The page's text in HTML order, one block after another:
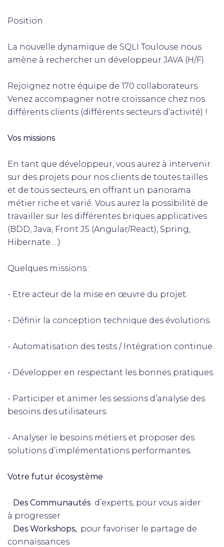
Position
La nouvelle dynamique de SQLI Toulouse nous
amène à rechercher un développeur JAVA (H/F).
Rejoignez notre équipe de 170 collaborateurs.
Venez accompagner notre croissance chez nos
différents clients (différents secteurs d’activité) !
Vos missions
En tant que développeur, vous aurez à intervenir
sur des projets pour nos clients de toutes tailles
et de tous secteurs, en offrant un panorama
métier riche et varié. Vous aurez la possibilité de
travailler sur les différentes briques applicatives
(BDD, Java, Front JS (Angular/React), Spring,
Hibernate …).
Quelques missions :
- Etre acteur de la mise en œuvre du projet.
- Définir la conception technique des évolutions.
- Automatisation des tests / Intégration continue.
- Développer en respectant les bonnes pratiques.
- Participer et animer les sessions d’analyse des
besoins des utilisateurs.
- Analyser le besoins métiers et proposer des
solutions d’implémentations performantes.
Votre futur écosystème
· Des Communautés d’experts, pour vous aider
à progresser​
· Des Workshops, pour favoriser le partage de
connaissances​